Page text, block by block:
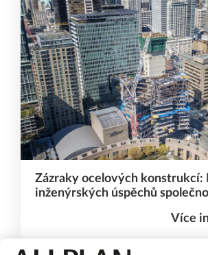
Zázraky ocelových konstrukcí:
inženýrských úspěchů
Více